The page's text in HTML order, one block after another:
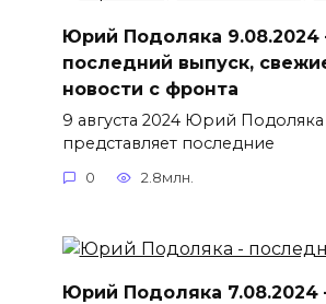
Юрий Подоляка
последний выпуск,
новости с фронта
9 августа 2024 Юрий Подоляка
представляет последние
0 2.8млн.
Юрий Подоляка 7.08.2024